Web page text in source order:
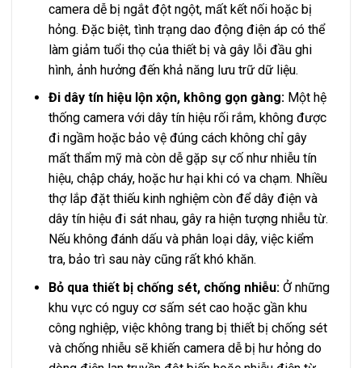
camera dễ bị ngắt đột ngột, mất kết nối hoặc bị
hỏng. Đặc biệt, tình trạng dao động điện áp có thể
làm giảm tuổi thọ của thiết bị và gây lỗi đầu ghi
hình, ảnh hưởng đến khả năng lưu trữ dữ liệu.
Đi dây tín hiệu lộn xộn, không gọn gàng:Một hệ
thống camera với dây tín hiệu rối rắm, không được
đi ngầm hoặc bảo vệ đúng cách không chỉ gây
mất thẩm mỹ mà còn dễ gặp sự cố như nhiễu tín
hiệu, chập cháy, hoặc hư hại khi có va chạm. Nhiều
thợ lắp đặt thiếu kinh nghiệm còn để dây điện và
dây tín hiệu đi sát nhau, gây ra hiện tượng nhiễu từ.
Nếu không đánh dấu và phân loại dây, việc kiểm
tra, bảo trì sau này cũng rất khó khăn.
Bỏ qua thiết bị chống sét, chống nhiễu:Ở những
khu vực có nguy cơ sấm sét cao hoặc gần khu
công nghiệp, việc không trang bị thiết bị chống sét
và chống nhiễu sẽ khiến camera dễ bị hư hỏng do